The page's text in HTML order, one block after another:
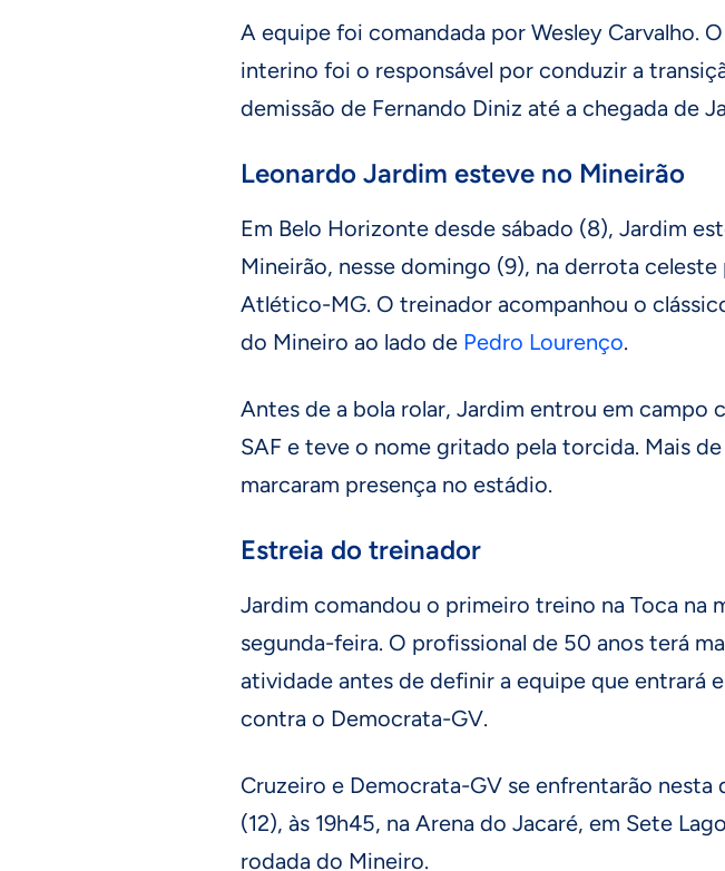
A equipe foi comandada por Wesley Carvalho.
interino foi o responsável por conduzir a
demissão de Fernando Diniz até a chegada de
Leonardo Jardim esteve no Mineirão
Em Belo Horizonte desde sábado (8), Jardim
Mineirão, nesse domingo (9), na derrota celeste
Atlético-MG. O treinador acompanhou o
do Mineiro ao lado de Pedro Lourenço.
Antes de a bola rolar, Jardim entrou em campo
SAF e teve o nome gritado pela torcida. Mais
marcaram presença no estádio.
Estreia do treinador
Jardim comandou o primeiro treino na Toca na
segunda-feira. O profissional de 50 anos terá
atividade antes de definir a equipe que entrará
contra o Democrata-GV.
Cruzeiro e Democrata-GV se enfrentarão nesta
(12), às 19h45, na Arena do Jacaré, em Sete
rodada do Mineiro.